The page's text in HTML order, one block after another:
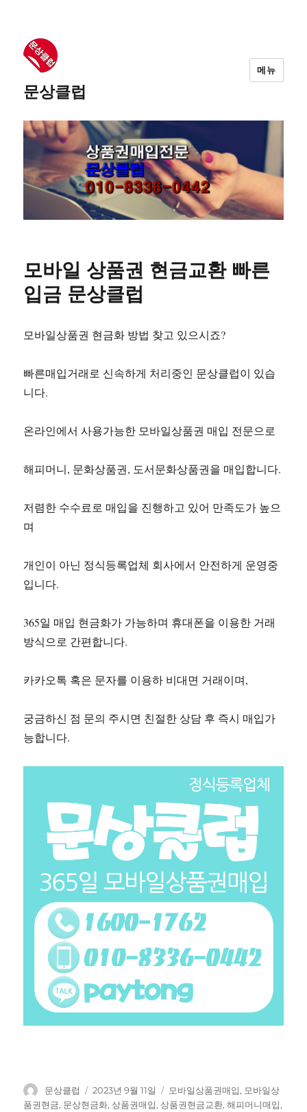
문상클럽
메뉴
모바일 상품권 현금교환 빠른
입금 문상클럽
모바일상품권 현금화 방법 찾고 있으시죠?
빠른매입거래로 신속하게 처리중인 문상클럽이 있습
니다.
온라인에서 사용가능한 모바일상품권 매입 전문으로
해피머니, 문화상품권, 도서문화상품권을 매입합니다.
저렴한 수수료로 매입을 진행하고 있어 만족도가 높으
며
개인이 아닌 정식등록업체 회사에서 안전하게 운영중
입니다.
365일 매입 현금화가 가능하며 휴대폰을 이용한 거래
방식으로 간편합니다.
카카오톡 혹은 문자를 이용하 비대면 거래이며,
궁금하신 점 문의 주시면 친절한 상담 후 즉시 매입가
능합니다.
글
쓴
문상클럽
작
성
2023년 9월 11일
태
그
모바일상품권매입, 모바일상
품권현금, 문상현금화,상품권매입,상품권현금교환,해피머니매입,